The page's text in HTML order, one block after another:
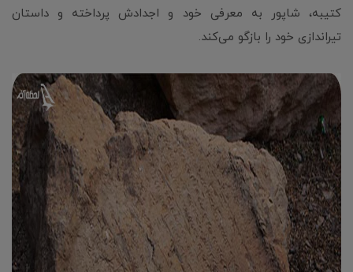
کتیبه، شاپور به معرفی خود و اجدادش پرداخته و داستان
تیراندازی خود را بازگو می‌کند.